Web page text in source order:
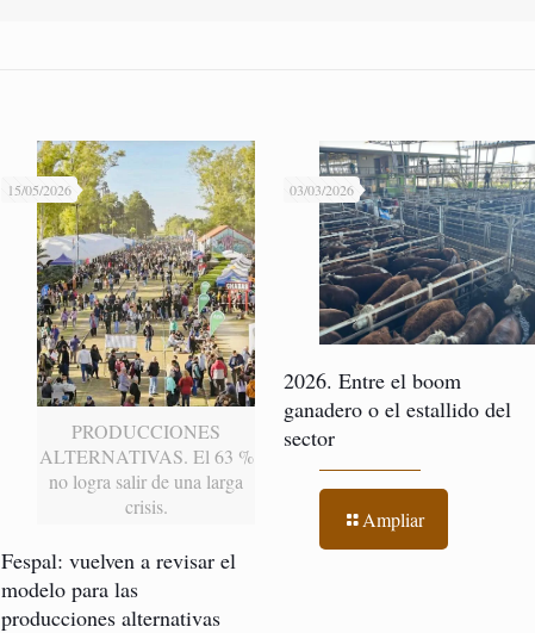
PRODUCCIONES
ALTERNATIVAS. El 63 %
no logra salir de una larga
crisis.
15/05/2026
Fespal: vuelven a revisar el
modelo para las
producciones alternativas
03/03/2026
2026. Entre el boom
ganadero o el estallido del
sector
Ampliar